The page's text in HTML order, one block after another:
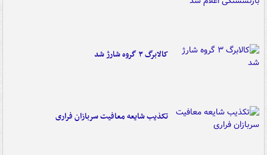
کالابرگ ۳ گروه شارژ شد
تکذیب شایعه معافیت سربازان فراری